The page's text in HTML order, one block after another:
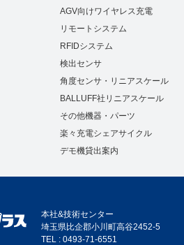
AGV向けワイヤレス充電
リモートシステム
RFIDシステム
検出センサ
角度センサ・リニアスケール
BALLUFF社リニアスケール
その他機器・パーツ
楽々充電シェアサイクル
デモ機貸出案内
本社&技術センター
埼玉県比企郡小川町高谷2452-5
TEL : 0493-71-6551